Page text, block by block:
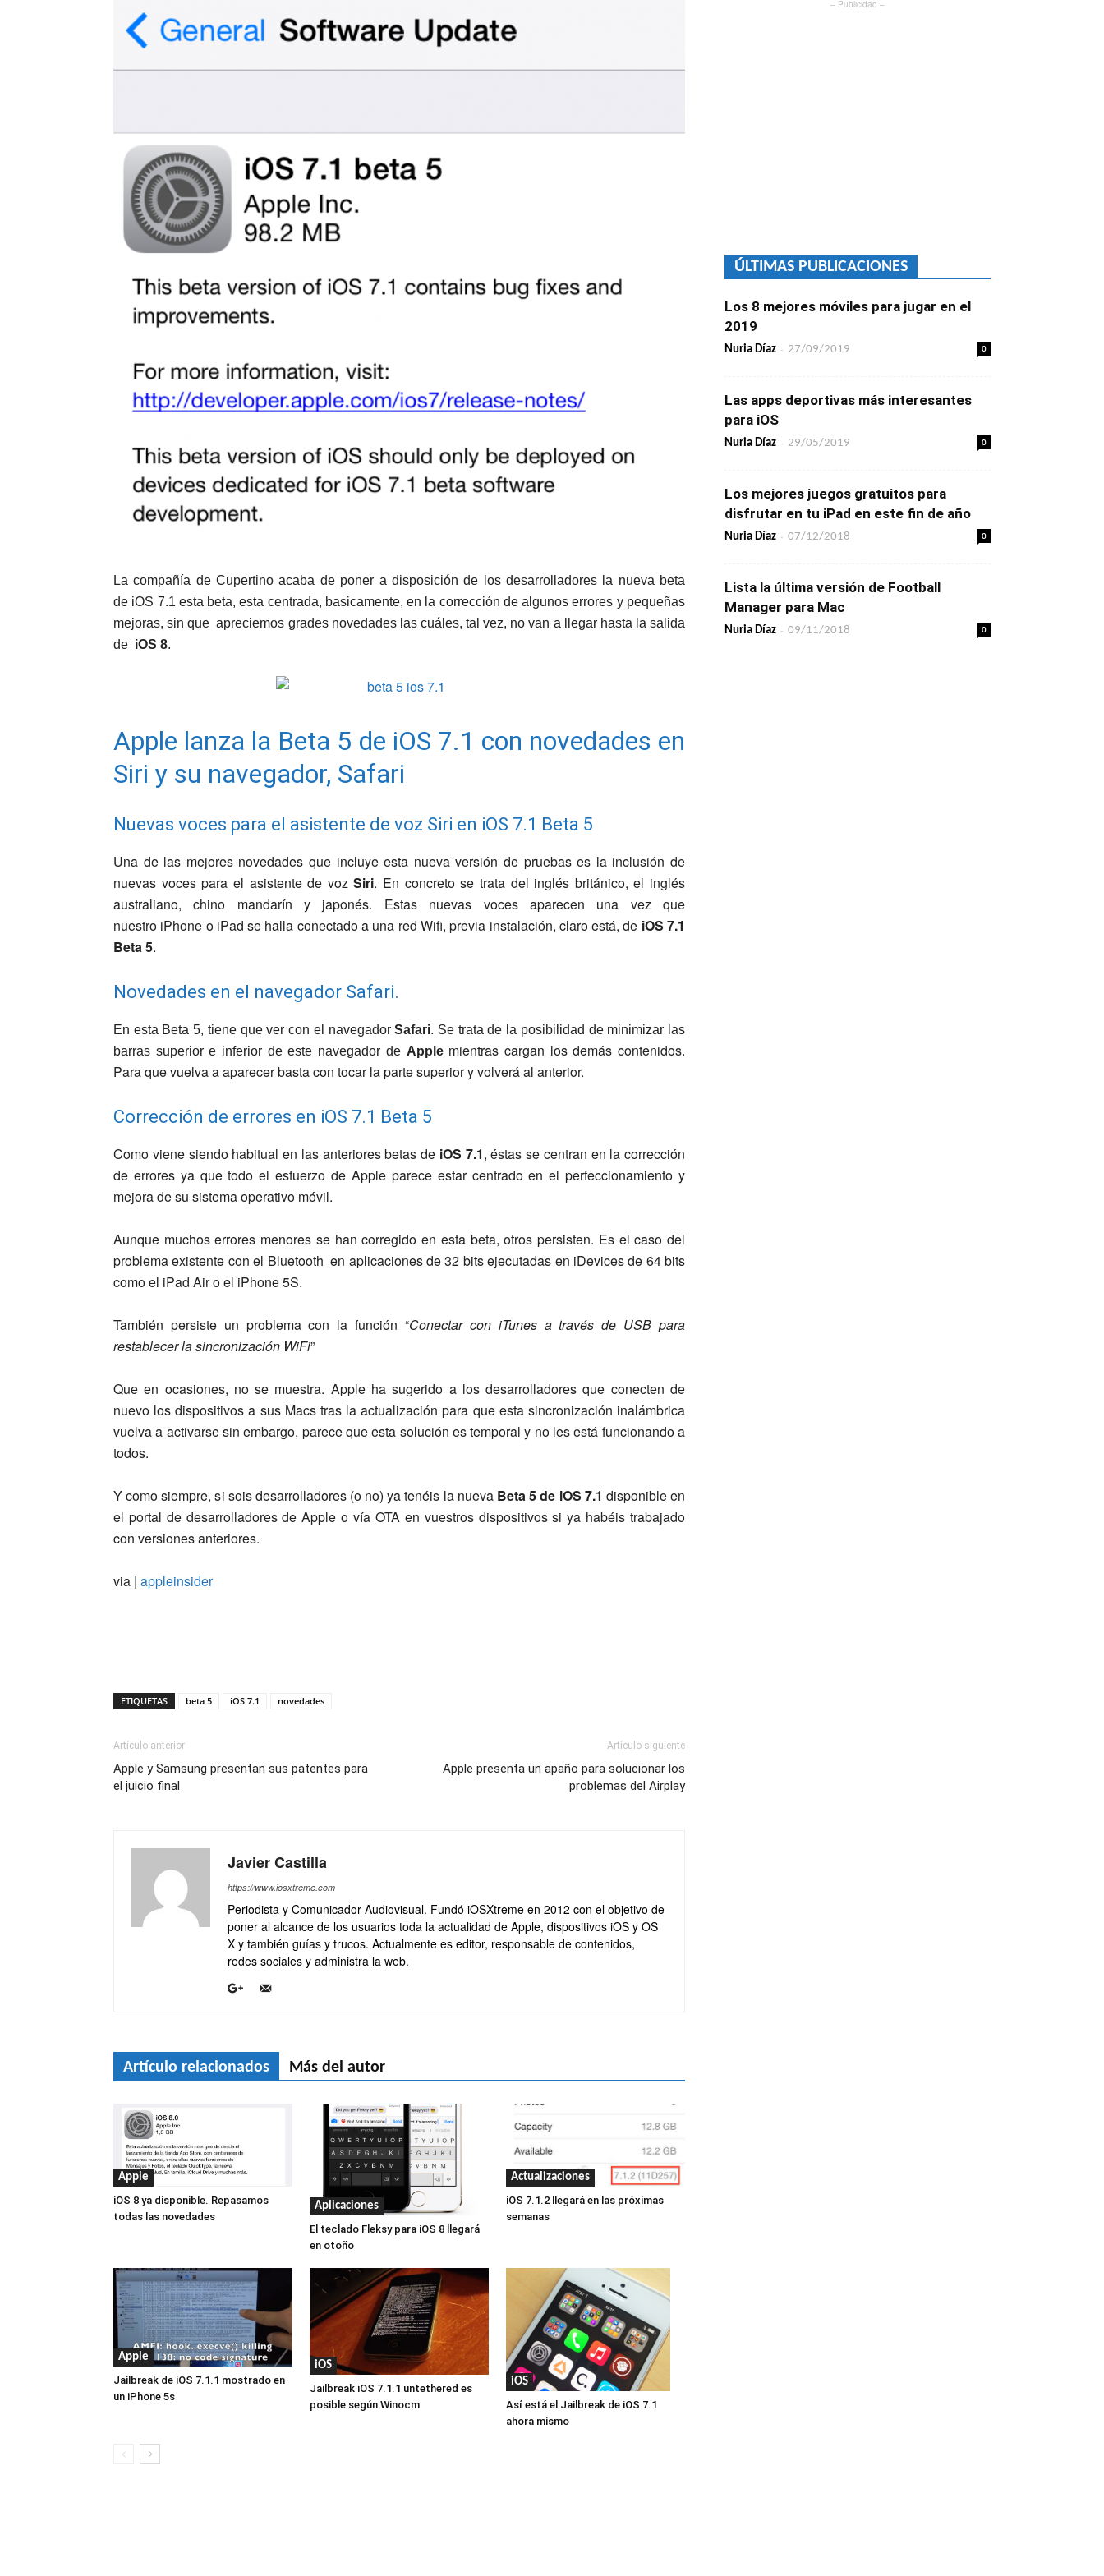
La compañía de Cupertino acaba de poner a disposición de los desarrolladores la nueva beta
de iOS 7.1 esta beta, esta centrada, basicamente, en la corrección de algunos errores y pequeñas
mejoras, sin que apreciemos grades novedades las cuáles, tal vez, no van a llegar hasta la salida
de iOS 8.
Apple lanza la Beta 5 de iOS 7.1 con novedades en
Siri y su navegador, Safari
Nuevas voces para el asistente de voz Siri en iOS 7.1 Beta 5
Una de las mejores novedades que incluye esta nueva versión de pruebas es la inclusión de
nuevas voces para el asistente de vozSiri. En concreto se trata del inglés británico, el inglés
australiano, chino mandarín y japonés. Estas nuevas voces aparecen una vez que
nuestro iPhone o iPad se halla conectado a una red Wifi, previa instalación, claro está, de iOS 7.1
Beta 5.
Novedades en el navegador Safari.
En esta Beta 5, tiene que ver con el navegador Safari. Se trata de la posibilidad de minimizar las
barras superior e inferior de este navegador de Applemientras cargan losdemás contenidos.
Para que vuelva a aparecer basta con tocar la parte superior yvolveráal anterior.
Corrección de errores en iOS 7.1 Beta 5
Como viene siendo habitual en las anteriores betas de iOS 7.1, éstas se centran en la corrección
de errores ya que todo el esfuerzo de Apple parece estar centrado en el perfeccionamiento y
mejora de su sistema operativo móvil.
Aunque muchos errores menores se han corregido en esta beta, otros persisten. Es el caso del
problema existente con el Bluetooth en aplicaciones de 32 bits ejecutadas en iDevices de 64 bits
como el iPad Air o el iPhone 5S.
También persiste un problema con la función “Conectar con iTunes a través de USB para
restablecer la sincronización WiFi”
Que en ocasiones, no se muestra. Apple ha sugerido a los desarrolladores que conecten de
nuevo los dispositivos a sus Macs tras la actualización para que esta sincronización inalámbrica
vuelva a activarse sin embargo, parece que esta solución es temporal y no les está funcionando a
todos.
Y como siempre, si sois desarrolladores (o no) ya tenéis la nueva Beta 5 de iOS 7.1 disponible en
el portal de desarrolladores de Apple o vía OTA en vuestros dispositivos si ya habéis trabajado
con versiones anteriores.
via | appleinsider
ETIQUETAS beta 5 iOS 7.1 novedades
Artículo anterior
Apple y Samsung presentan sus patentes para
el juicio final
Artículo siguiente
Apple presenta un apaño para solucionar los
problemas del Airplay
Javier Castilla
https://www.iosxtreme.com
Periodista y Comunicador Audiovisual. Fundó iOSXtreme en 2012 con el objetivo de
poner al alcance de los usuarios toda la actualidad de Apple, dispositivos iOS y OS
X y también guías y trucos. Actualmente es editor, responsable de contenidos,
redes sociales y administra la web.
Artículo relacionados Más del autor
Apple
iOS 8 ya disponible. Repasamos
todas las novedades
Aplicaciones
El teclado Fleksy para iOS 8 llegará
en otoño
Actualizaciones
iOS 7.1.2 llegará en las próximas
semanas
Apple
Jailbreak de iOS 7.1.1 mostrado en
un iPhone 5s
iOS
Jailbreak iOS 7.1.1 untethered es
posible según Winocm
iOS
Así está el Jailbreak de iOS 7.1
ahora mismo
– Publicidad –
ÚLTIMAS PUBLICACIONES
Los 8 mejores móviles para jugar en el
2019
Nuria Díaz - 27/09/2019 0
Las apps deportivas más interesantes
para iOS
Nuria Díaz - 29/05/2019 0
Los mejores juegos gratuitos para
disfrutar en tu iPad en este fin de año
Nuria Díaz - 07/12/2018 0
Lista la última versión de Football
Manager para Mac
Nuria Díaz - 09/11/2018 0